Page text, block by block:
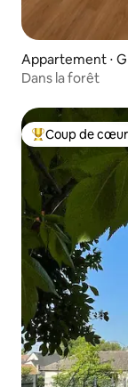
Appartement ⋅
Dans la forêt
Coups de cœur
Coup de